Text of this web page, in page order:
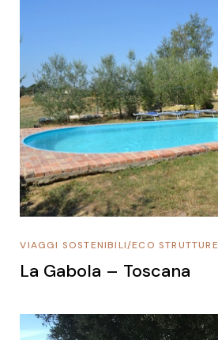
ECO STRUTTURE
/
VIAGGI SOSTENIBILI
La Gabola – Toscana